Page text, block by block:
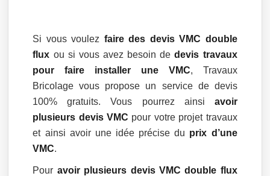
Si vous voulez faire des devis VMC double
flux ou si vous avez besoin dedevis travaux
pour faire installer une VMC, Travaux
Bricolage vous propose un service de devis
100% gratuits. Vous pourrez ainsi avoir
plusieurs devis VMC pour votre projet travaux
et ainsi avoir une idée précise du prix d’une
VMC.
Pour avoir plusieurs devis VMC double flux